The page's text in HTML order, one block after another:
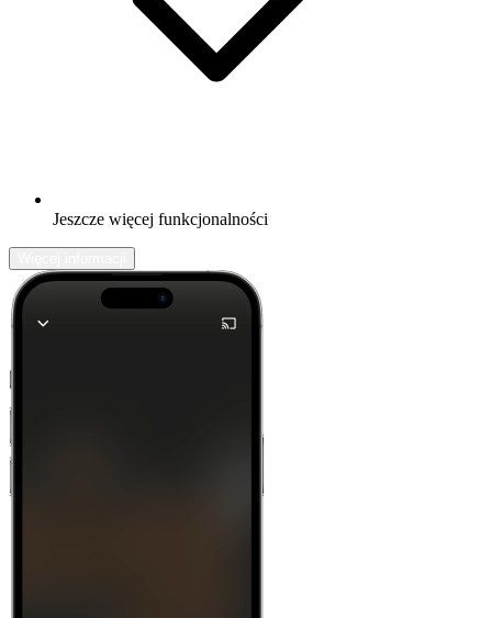
Jeszcze więcej funkcjonalności